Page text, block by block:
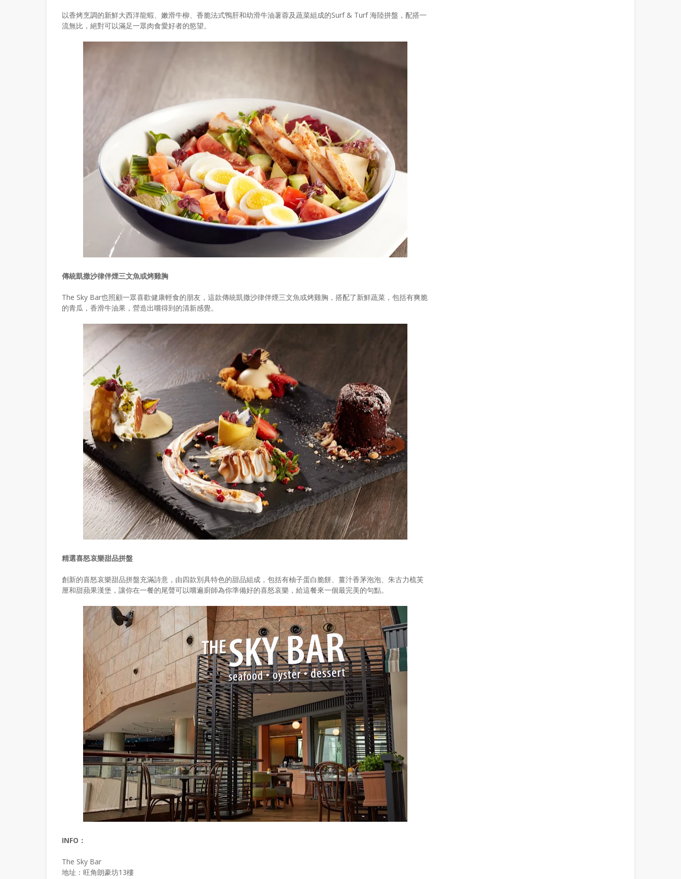
以香烤烹調的新鮮大西洋龍蝦、嫩滑牛柳、香脆法式鴨肝和幼滑牛油薯蓉及蔬菜組成的Surf & Turf 海陸拼盤，配搭一
流無比，絕對可以滿足一眾肉食愛好者的慾望。
傳統凱撒沙律伴煙三文魚或烤雞胸
The Sky Bar也照顧一眾喜歡健康輕食的朋友，這款傳統凱撒沙律伴煙三文魚或烤雞胸，搭配了新鮮蔬菜，包括有爽脆
的青瓜，香滑牛油果，營造出嚐得到的清新感覺。
精選喜怒哀樂甜品拼盤
創新的喜怒哀樂甜品拼盤充滿詩意，由四款別具特色的甜品組成，包括有柚子蛋白脆餅、薑汁香茅泡泡、朱古力梳芙
厘和甜蘋果漢堡，讓你在一餐的尾聲可以嚐遍廚師為你準備好的喜怒哀樂，給這餐來一個最完美的句點。
INFO：
The Sky Bar
地址：旺角朗豪坊13樓